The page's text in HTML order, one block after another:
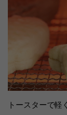
トースターで軽